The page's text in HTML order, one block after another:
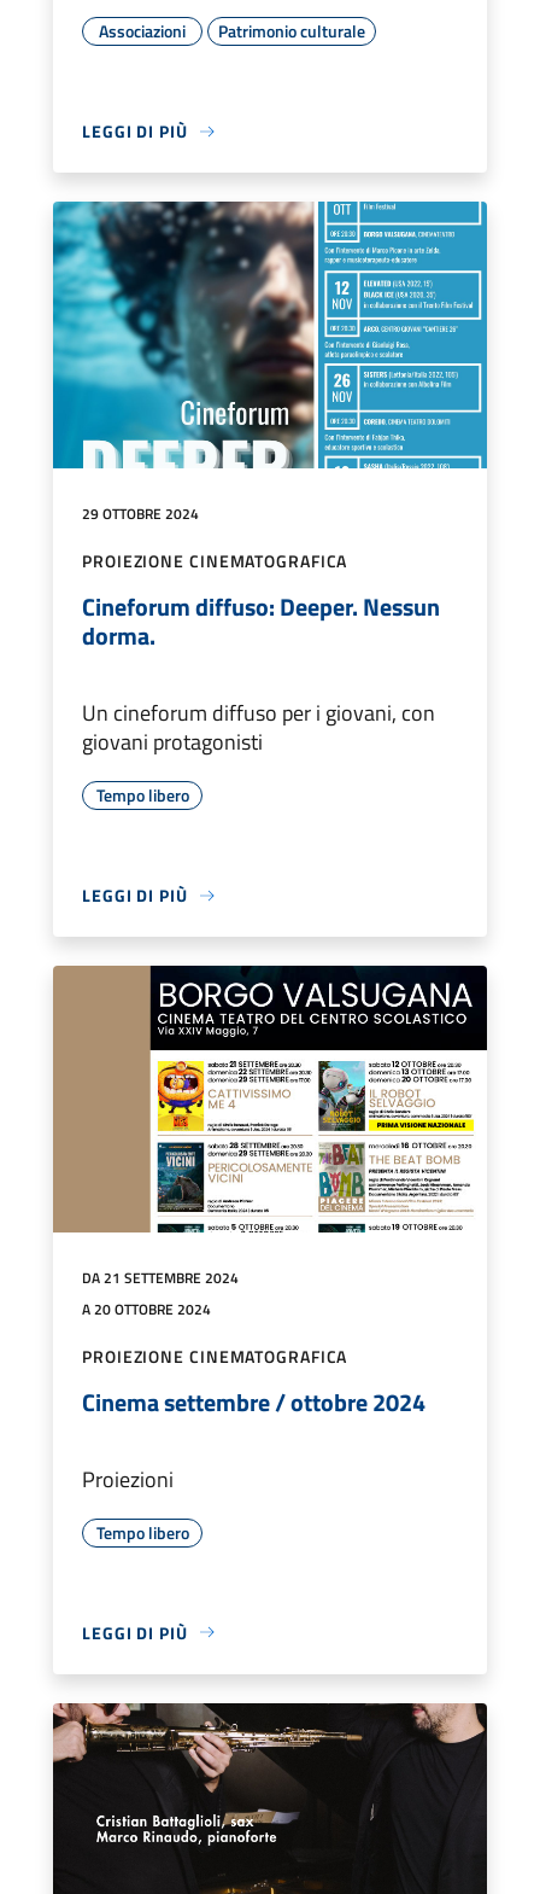
Associazioni Patrimonio culturale
LEGGI DI PIÙ
29 OTTOBRE 2024
PROIEZIONE CINEMATOGRAFICA
Cineforum diffuso: Deeper. Nessun
dorma.
Un cineforum diffuso per i giovani, con
giovani protagonisti
Tempo libero
LEGGI DI PIÙ
DA 21 SETTEMBRE 2024
A 20 OTTOBRE 2024
PROIEZIONE CINEMATOGRAFICA
Cinema settembre / ottobre 2024
Proiezioni
Tempo libero
LEGGI DI PIÙ